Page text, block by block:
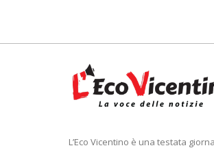
L’Eco Vicentino è una testata